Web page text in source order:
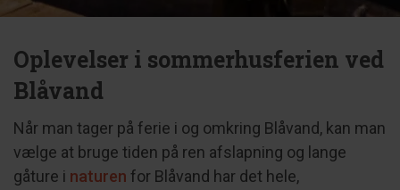
Oplevelser i sommerhusferien ved
Blåvand
Når man tager på ferie i og omkring Blåvand, kan man
vælge at bruge tiden på ren afslapning og lange
gåture i naturen for Blåvand har det hele,